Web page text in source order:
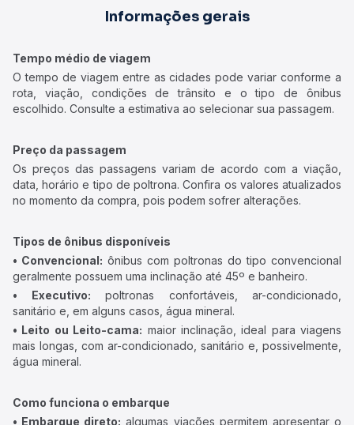
Informações gerais
Tempo médio de viagem
O tempo de viagem entre as cidades pode variar conforme a
rota, viação, condições de trânsito e o tipo de ônibus
escolhido. Consulte a estimativa ao selecionar sua passagem.
Preço da passagem
Os preços das passagens variam de acordo com a viação,
data, horário e tipo de poltrona. Confira os valores atualizados
no momento da compra, pois podem sofrer alterações.
Tipos de ônibus disponíveis
• Convencional: ônibus com poltronas do tipo convencional
geralmente possuem uma inclinação até 45º e banheiro.
• Executivo: poltronas confortáveis, ar-condicionado,
sanitário e, em alguns casos, água mineral.
• Leito ou Leito-cama: maior inclinação, ideal para viagens
mais longas, com ar-condicionado, sanitário e, possivelmente,
água mineral.
Como funciona o embarque
• Embarque direto: algumas viações permitem apresentar o